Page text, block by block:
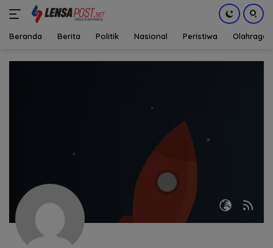
Beranda Berita Politik Nasional Peristiwa Olahraga